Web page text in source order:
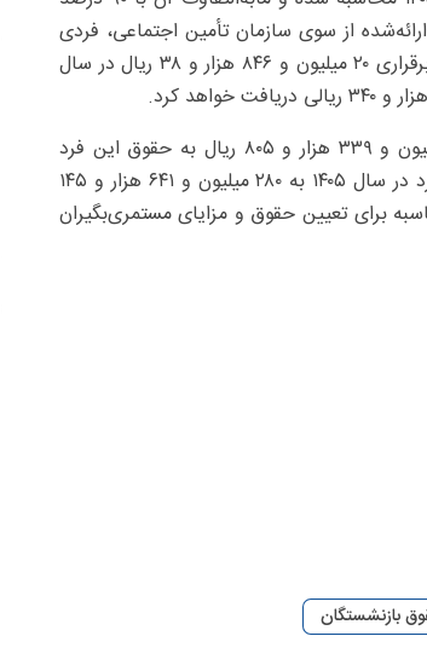
از سوی سازمان تأمین اجتماعی، فردی
با مستمری ۱۶۶ میلیون و ۱۰ هزار و ۲۵۵ ریال در سال ۱۴۰۴ و مستمری زمان برقراری ۲۰ میلیون و ۸۴۶ هزار و ۳۸ ریال در سال
همچنین بر اساس فرمول متناسب‌سازی برنامه هفتم پیشرفت، مبلغ ۲۴ میلیون و ۳۳۹ هزار و ۸۰۵ ریال به حقوق این فرد
افزوده می‌شود.بر این اساس، مجموع مستمری و مبلغ متناسب‌سازی این فرد در سال ۱۴۰۵ به ۲۸۰ میلیون و ۶۴۱ هزار و ۱۴۵
برای تعیین حقوق و مزایای مستمری‌بگیران
بازنشستگان